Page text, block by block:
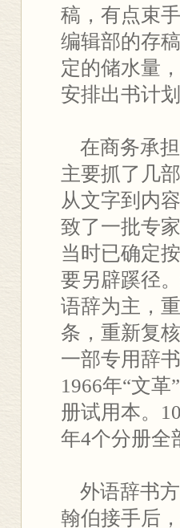
稿，有点束
编辑部的存
定的储水量
安排出书计
在商务承担
主要抓了几
从文字到内
致了一批专
当时已确定
要另辟蹊径
语辞为主，
条，重新复
一部专用辞
1966年“文
册试用本。
年4个分册全
外语辞书方
翰伯接手后